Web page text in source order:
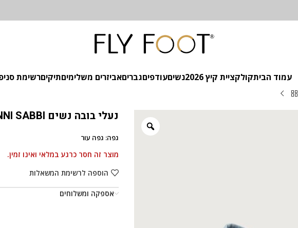
עמוד הביתקולקציית קיץ 2026 נשיםעודפיםגבריםאביזרים משלימיםתיקיםרשימת
נעלי בובה נשים SUNNI SABBI
גפה: גפה עור
מוצר זה חסר כרגע במלאי ואינו זמין.
הוספה לרשימת המשאלות
אספקה ומשלוחים